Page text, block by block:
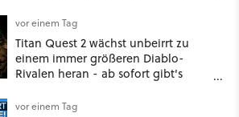
Mass Effect
vor einem Tag
Titan Quest 2 wächst unbeirrt zu
einem immer größeren Diablo-
Rivalen heran - ab sofort gibt's
Klasse
vor einem Tag